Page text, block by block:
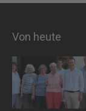
Von heute